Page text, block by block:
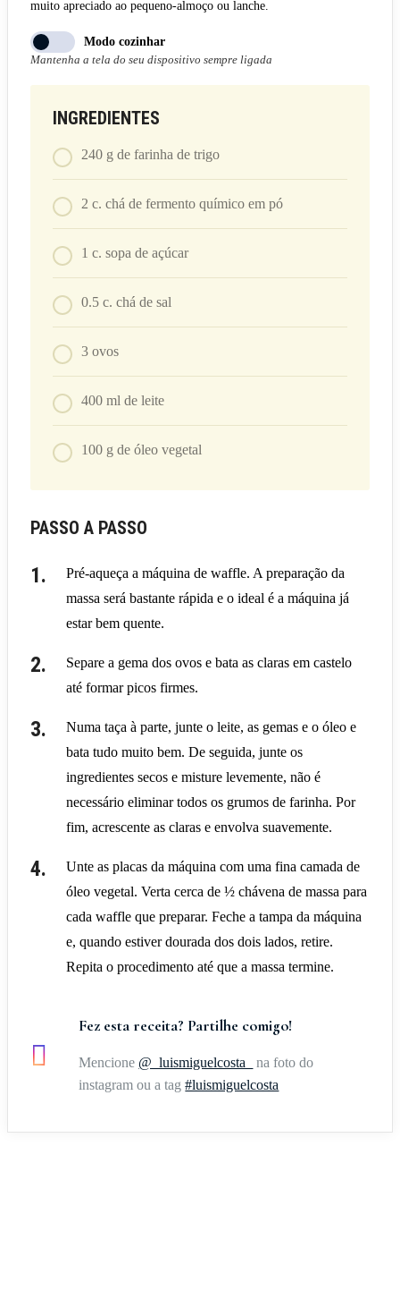
muito apreciado ao pequeno-almoço ou lanche.
Modo cozinhar
Mantenha a tela do seu dispositivo sempre ligada
INGREDIENTES
240 g de farinha de trigo
2 c. chá de fermento químico em pó
1 c. sopa de açúcar
0.5 c. chá de sal
3 ovos
400 ml de leite
100 g de óleo vegetal
PASSO A PASSO
Pré-aqueça a máquina de waffle. A preparação da
massa será bastante rápida e o ideal é a máquina já
estar bem quente.
Separe a gema dos ovos e bata as claras em castelo
até formar picos firmes.
Numa taça à parte, junte o leite, as gemas e o óleo e
bata tudo muito bem. De seguida, junte os
ingredientes secos e misture levemente, não é
necessário eliminar todos os grumos de farinha. Por
fim, acrescente as claras e envolva suavemente.
Unte as placas da máquina com uma fina camada de
óleo vegetal. Verta cerca de ½ chávena de massa para
cada waffle que preparar. Feche a tampa da máquina
e, quando estiver dourada dos dois lados, retire.
Repita o procedimento até que a massa termine.
Fez esta receita? Partilhe comigo!
Mencione @_luismiguelcosta_
na foto do
instagram ou a tag#luismiguelcosta